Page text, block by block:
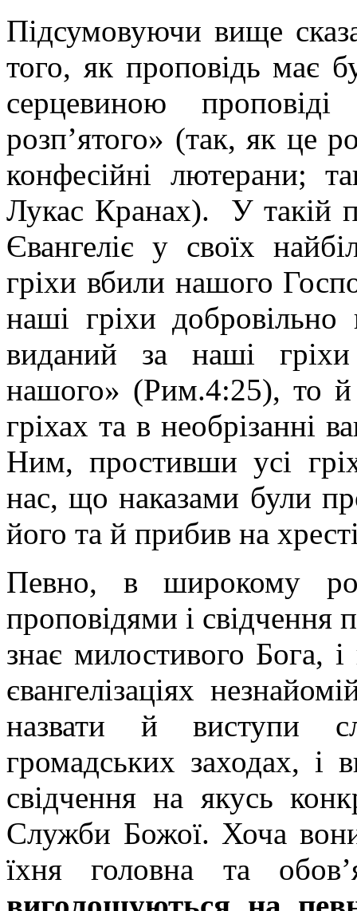
Підсумовуючи вище
того, як проповідь має
серцевиною
розп’ятого» (так, як це
конфесійні лютерани;
Лукас Кранах). У такій
Євангеліє у своїх
гріхи вбили нашого
наші гріхи
виданий за наші
нашого» (Рим.4:25), то
гріхах та в необрізанні
Ним, простивши усі
нас, що наказами були
його та й прибив на
Певно, в широкому
проповідями і свідчення
знає милостивого Бога,
євангелізаціях
назвати й виступи
громадських заходах, і
свідчення на якусь
Служби Божої. Хоча
їхня головна та